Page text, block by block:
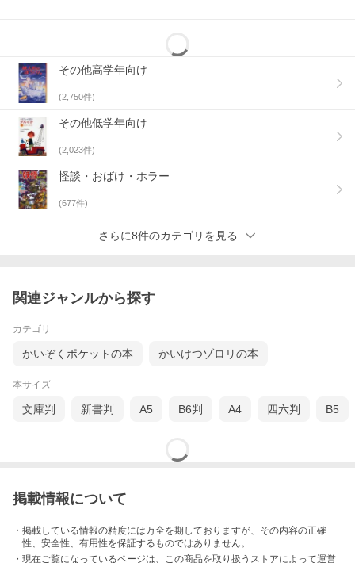
その他高学年向け
(2,750件)
その他低学年向け
(2,023件)
怪談・おばけ・ホラー
(677件)
さらに8件のカテゴリを見る
関連ジャンルから探す
カテゴリ
かいぞくポケットの本 かいけつゾロリの本
本サイズ
文庫判 新書判 A5 B6判 A4 四六判 B5
掲載情報について
・掲載している情報の精度には万全を期しておりますが、その内容の正確
性、安全性、有用性を保証するものではありません。
・現在ご覧になっているページは、この商品を取り扱うストアによって運営